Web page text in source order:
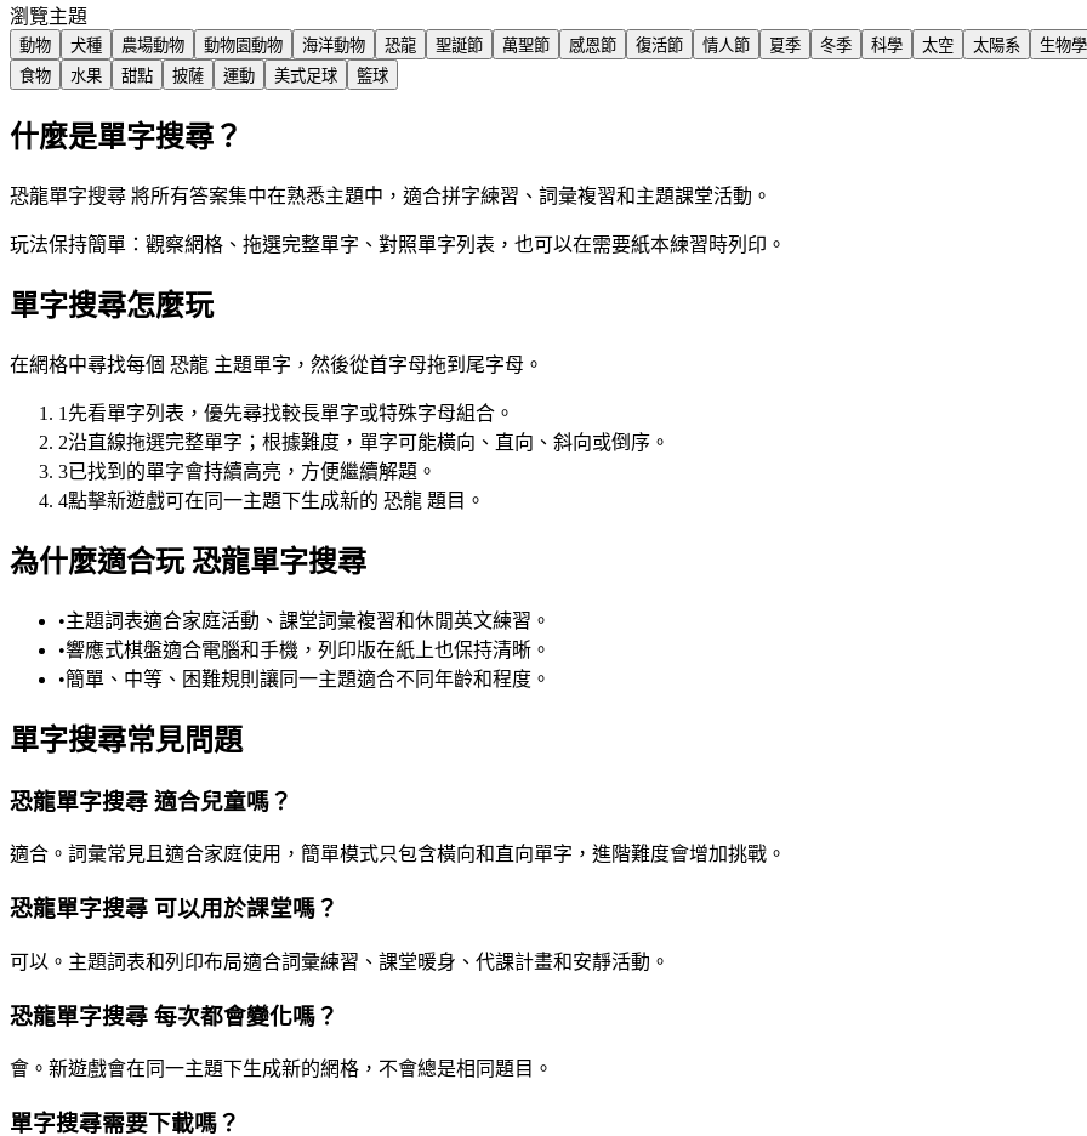
瀏覽主題
動物 犬種 農場動物 動物園動物 海洋動物 恐龍 聖誕節 萬聖節 感恩節 復活節 情人節 夏季 冬季 科學 太空 太陽系 生物學
食物
水果 甜點 披薩 運動 美式足球 籃球
什麼是單字搜尋？
恐龍單字搜尋 將所有答案集中在熟悉主題中，適合拼字練習、詞彙複習和主題課堂活動。
玩法保持簡單：觀察網格、拖選完整單字、對照單字列表，也可以在需要紙本練習時列印。
單字搜尋怎麼玩
在網格中尋找每個 恐龍 主題單字，然後從首字母拖到尾字母。
1 先看單字列表，優先尋找較長單字或特殊字母組合。
2沿直線拖選完整單字；根據難度，單字可能橫向、直向、斜向或倒序。
3已找到的單字會持續高亮，方便繼續解題。
4點擊新遊戲可在同一主題下生成新的 恐龍 題目。
為什麼適合玩 恐龍單字搜尋
•主題詞表適合家庭活動、課堂詞彙複習和休閒英文練習。
•響應式棋盤適合電腦和手機，列印版在紙上也保持清晰。
•簡單、中等、困難規則讓同一主題適合不同年齡和程度。
單字搜尋常見問題
恐龍單字搜尋 適合兒童嗎？
適合。詞彙常見且適合家庭使用，簡單模式只包含橫向和直向單字，進階難度會增加挑戰。
恐龍單字搜尋 可以用於課堂嗎？
可以。主題詞表和列印布局適合詞彙練習、課堂暖身、代課計畫和安靜活動。
恐龍單字搜尋 每次都會變化嗎？
會。新遊戲會在同一主題下生成新的網格，不會總是相同題目。
單字搜尋需要下載嗎？